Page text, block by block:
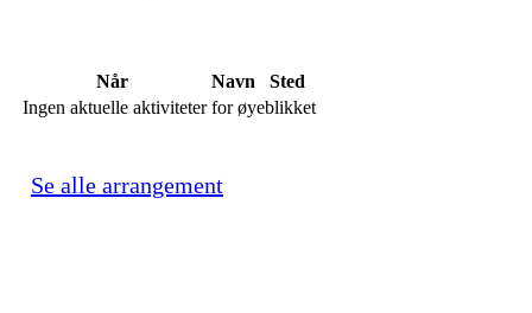
Når Navn
Sted
Ingen aktuelle aktiviteter for øyeblikket
Se alle arrangement